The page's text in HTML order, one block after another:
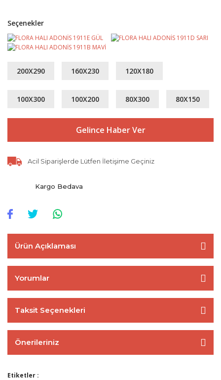
Seçenekler
200X290 160X230 120X180
100X300 100X200 80X300 80X150
Gelince Haber Ver
Acil Siparişlerde Lütfen İletişime Geçiniz
Kargo Bedava
Ürün Açıklaması
Yorumlar
Taksit Seçenekleri
Önerileriniz
Etiketler :